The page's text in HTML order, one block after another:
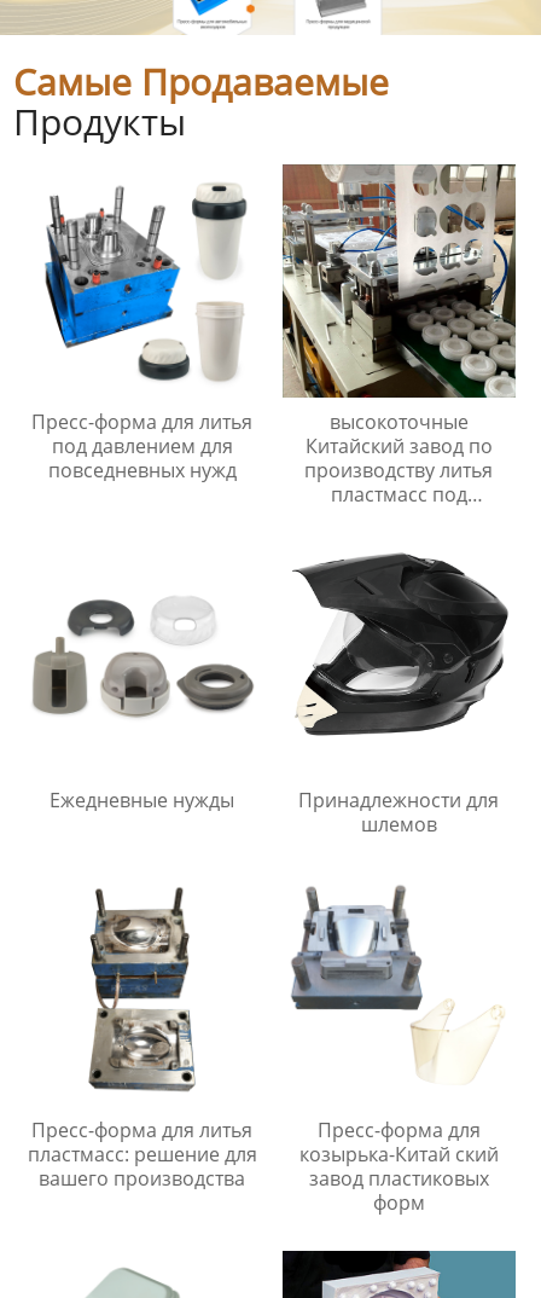
Самые Продаваемые
Продукты
Пресс-форма для литья
под давлением для
повседневных нужд
высокоточные
Китайский завод по
производству литья
пластмасс под
Ежедневные нужды
Принадлежности для
шлемов
Пресс-форма для литья
пластмасс: решение для
вашего производства
Пресс-форма для
козырька-Китай ский
завод пластиковых
форм